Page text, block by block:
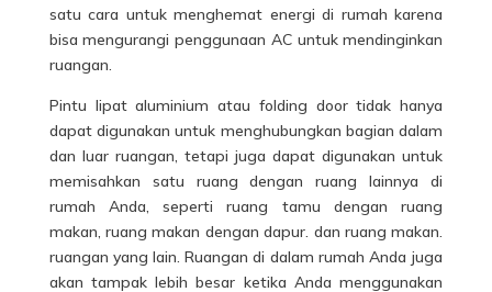
satu cara untuk menghemat energi di rumah karena
bisa mengurangi penggunaan AC untuk mendinginkan
ruangan.
Pintu lipat aluminium atau folding door tidak hanya
dapat digunakan untuk menghubungkan bagian dalam
dan luar ruangan, tetapi juga dapat digunakan untuk
memisahkan satu ruang dengan ruang lainnya di
rumah Anda, seperti ruang tamu dengan ruang
makan, ruang makan dengan dapur. dan ruang makan.
ruangan yang lain. Ruangan di dalam rumah Anda juga
akan tampak lebih besar ketika Anda menggunakan